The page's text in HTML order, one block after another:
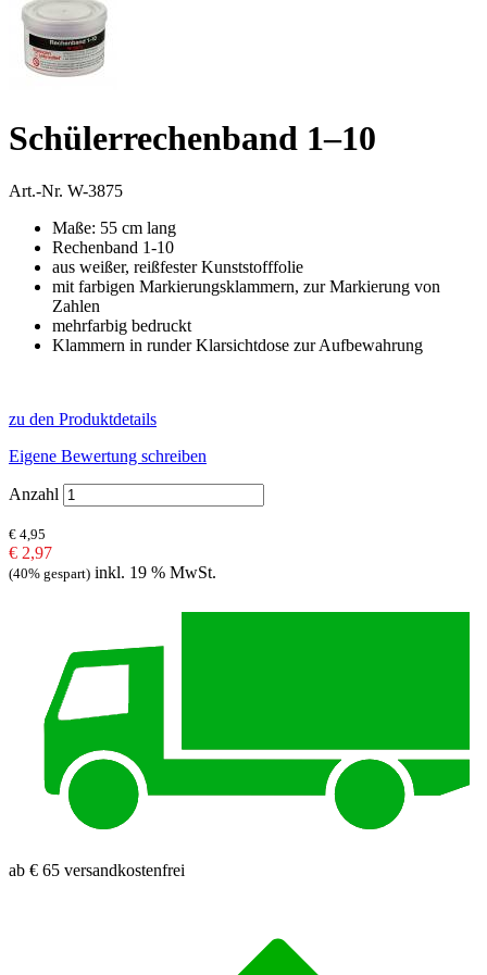
Schülerrechenband 1–10
Art.-Nr. W-3875
Maße: 55 cm lang
Rechenband 1-10
aus weißer, reißfester Kunststofffolie
mit farbigen Markierungsklammern, zur Markierung von
Zahlen
mehrfarbig bedruckt
Klammern in runder Klarsichtdose zur Aufbewahrung
zu den Produktdetails
Eigene Bewertung schreiben
Anzahl
€ 4,95
€ 2,97
(40% gespart) inkl. 19 % MwSt.
ab € 65 versandkostenfrei